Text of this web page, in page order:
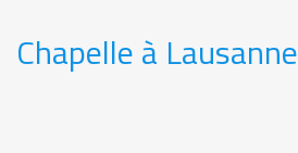
Chapelle à Lausanne